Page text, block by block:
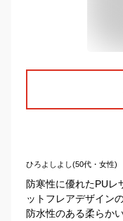
ひろよしよし(50代・女性)
防寒性に優れたPUレ
ットフレアデザイン
防水性のある柔らか